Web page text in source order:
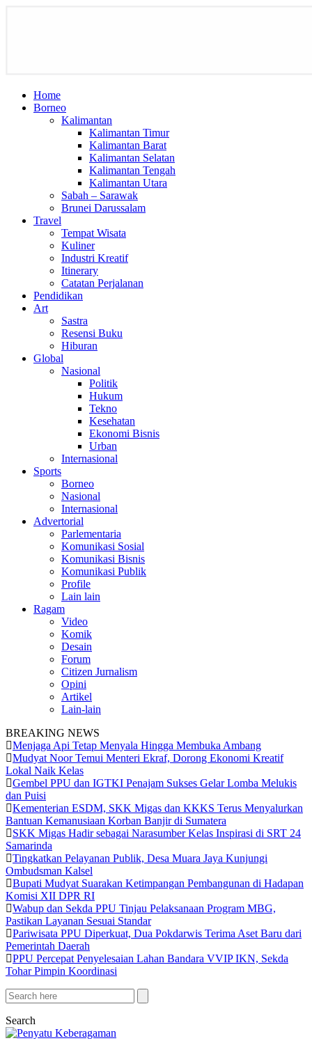
Home
Borneo
Kalimantan
Kalimantan Timur
Kalimantan Barat
Kalimantan Selatan
Kalimantan Tengah
Kalimantan Utara
Sabah – Sarawak
Brunei Darussalam
Travel
Tempat Wisata
Kuliner
Industri Kreatif
Itinerary
Catatan Perjalanan
Pendidikan
Art
Sastra
Resensi Buku
Hiburan
Global
Nasional
Politik
Hukum
Tekno
Kesehatan
Ekonomi Bisnis
Urban
Internasional
Sports
Borneo
Nasional
Internasional
Advertorial
Parlementaria
Komunikasi Sosial
Komunikasi Bisnis
Komunikasi Publik
Profile
Lain lain
Ragam
Video
Komik
Desain
Forum
Citizen Jurnalism
Opini
Artikel
Lain-lain
BREAKING NEWS
Menjaga Api Tetap Menyala Hingga Membuka Ambang
Mudyat Noor Temui Menteri Ekraf, Dorong Ekonomi Kreatif
Lokal Naik Kelas
Gembel PPU dan IGTKI Penajam Sukses Gelar Lomba Melukis
dan Puisi
Kementerian ESDM, SKK Migas dan KKKS Terus Menyalurkan
Bantuan Kemanusiaan Korban Banjir di Sumatera
SKK Migas Hadir sebagai Narasumber Kelas Inspirasi di SRT 24
Samarinda
Tingkatkan Pelayanan Publik, Desa Muara Jaya Kunjungi
Ombudsman Kalsel
Bupati Mudyat Suarakan Ketimpangan Pembangunan di Hadapan
Komisi XII DPR RI
Wabup dan Sekda PPU Tinjau Pelaksanaan Program MBG,
Pastikan Layanan Sesuai Standar
Pariwisata PPU Diperkuat, Dua Pokdarwis Terima Aset Baru dari
Pemerintah Daerah
PPU Percepat Penyelesaian Lahan Bandara VVIP IKN, Sekda
Tohar Pimpin Koordinasi
Search